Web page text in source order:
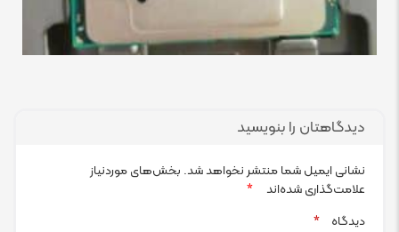
دیدگاهتان را بنویسید
نشانی ایمیل شما منتشر نخواهد شد. بخش‌های موردنیاز
علامت‌گذاری شده‌اند
*
دیدگاه
*